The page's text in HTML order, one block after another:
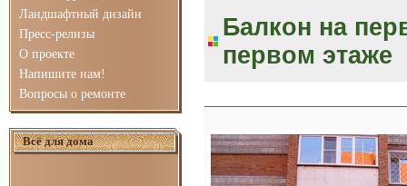
Ландшафтный дизайн
Пресс-релизы
О проекте
Напишите нам!
Вопросы о ремонте
Всё для дома
Балкон на
первом этаже